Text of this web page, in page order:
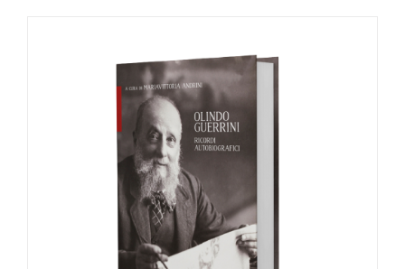
AGGIUNGI AL CARRELLO